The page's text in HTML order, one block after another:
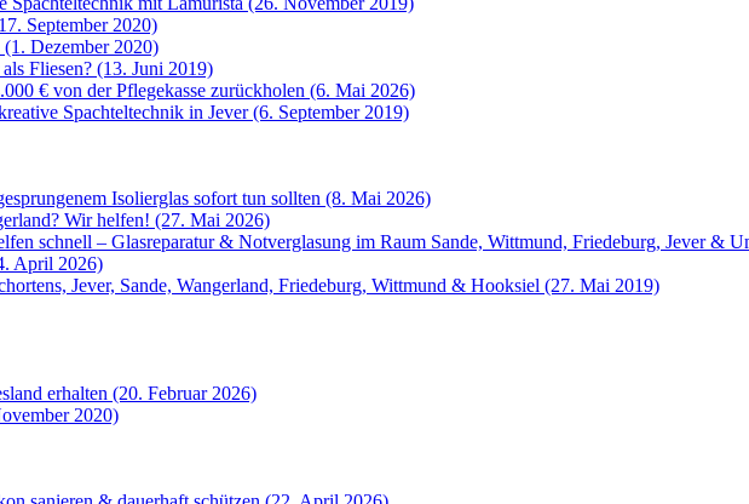
September 2020)
Dezember 2020)
Fliesen? (13. Juni 2019)
€ von der Pflegekasse zurückholen (6. Mai 2026)
Spachteltechnik in Jever (6. September 2019)
Isolierglas sofort tun sollten (8. Mai 2026)
Wir helfen! (27. Mai 2026)
schnell – Glasreparatur & Notverglasung im Raum Sande, Wittmund, Friedeburg, Jever &
April 2026)
Jever, Sande, Wangerland, Friedeburg, Wittmund & Hooksiel (27. Mai 2019)
erhalten (20. Februar 2026)
2020)